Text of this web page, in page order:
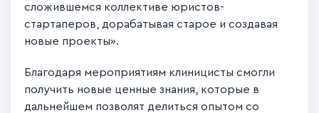
сложившемся коллективе юристов-
стартаперов, дорабатывая старое и создавая
новые проекты».
Благодаря мероприятиям клиницисты смогли
получить новые ценные знания, которые в
дальнейшем позволят делиться опытом со